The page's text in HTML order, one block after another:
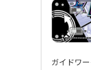
ガイドワ